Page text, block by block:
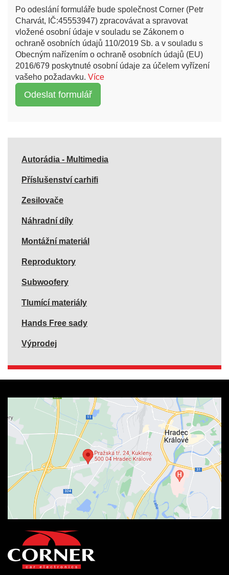
Po odeslání formuláře bude společnost Corner (Petr
Charvát, IČ:45553947) zpracovávat a spravovat
vložené osobní údaje v souladu se Zákonem o
ochraně osobních údajů 110/2019 Sb. a v souladu s
Obecným nařízením o ochraně osobních údajů (EU)
2016/679 poskytnuté osobní údaje za účelem vyřízení
vašeho požadavku. Více
Autorádia - Multimedia
Příslušenství carhifi
Zesilovače
Náhradní díly
Montážní materiál
Reproduktory
Subwoofery
Tlumící materiály
Hands Free sady
Výprodej